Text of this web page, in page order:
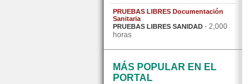
PRUEBAS LIBRES Documentación
Sanitaria
PRUEBAS LIBRES SANIDAD - 2,000
horas
MÁS POPULAR EN EL
PORTAL